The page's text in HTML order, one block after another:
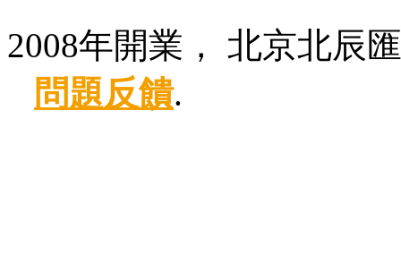
2008年開業， 北京北辰
問題反饋.